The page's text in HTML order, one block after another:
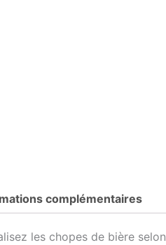
complémentaires
les chopes de bière